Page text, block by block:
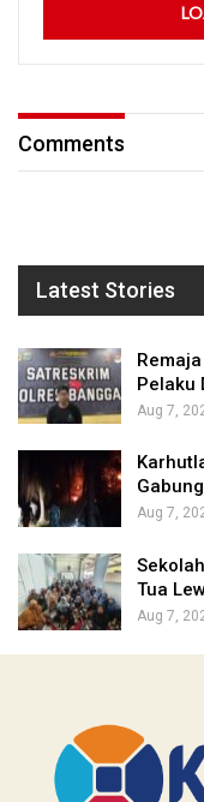
Comments
Latest Stories
Pelaku
Aug 7,
Aug 7,
Tua
Aug 7,